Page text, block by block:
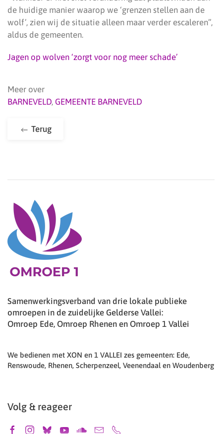
de huidige manier waarop we ‘grenzen stellen aan de
wolf’, zien wij de situatie alleen maar verder escaleren”,
aldus de gemeenten.
Jagen op wolven ‘zorgt voor nog meer schade’
Meer over
BARNEVELD, GEMEENTE BARNEVELD
Terug
Samenwerkingsverband van drie lokale publieke
omroepen in de zuidelijke Gelderse Vallei:
Omroep Ede, Omroep Rhenen en Omroep 1 Vallei
We bedienen met XON en 1 VALLEI zes gemeenten: Ede,
Renswoude, Rhenen, Scherpenzeel, Veenendaal en Woudenberg
Volg & reageer